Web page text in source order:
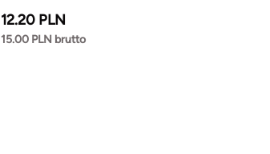
12.20 PLN
15.00 PLN brutto